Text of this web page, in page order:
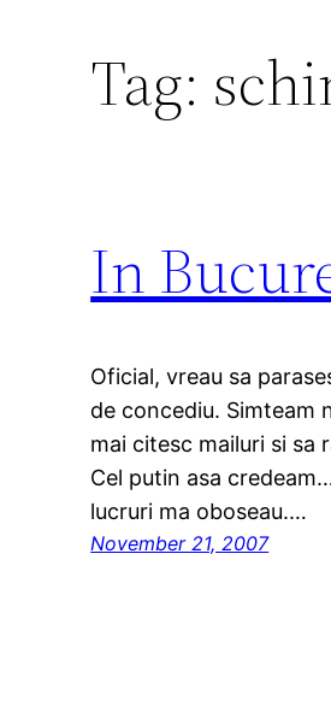
Tag:
In
Oficial, vreau sa
de concediu. Simteam
mai citesc mailuri si sa
Cel putin asa
lucruri ma oboseau.…
November 21, 2007